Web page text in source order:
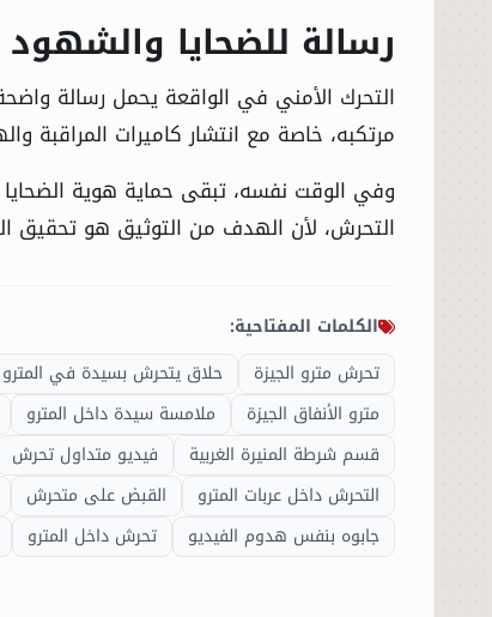
الرئيسية
الأخبار
العالم
الاقتصاد
رسالة للضحايا والشهود
التحرك الأمني في الواقعة يحمل رسالة
مرتكبه، خاصة مع انتشار كاميرات المراقبة
وفي الوقت نفسه، تبقى حماية هوية الضحايا
التحرش، لأن الهدف من التوثيق هو تحقيق
الكلمات المفتاحية:
تحرش مترو الجيزة
حلاق يتحرش بسيدة في المترو
مترو الأنفاق الجيزة
ملامسة سيدة داخل المترو
قسم شرطة المنيرة الغربية
فيديو متداول تحرش
التحرش داخل عربات المترو
القبض على متحرش
جابوه بنفس هدوم الفيديو
تحرش داخل المترو